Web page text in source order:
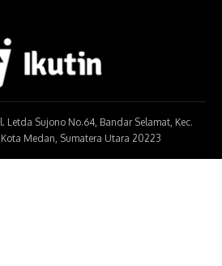
Letda Sujono No.64, Bandar Selamat, Kec.
Medan, Sumatera Utara 20223